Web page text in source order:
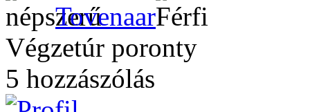
Tovenaar
Végzetúr poronty
5 hozzászólás